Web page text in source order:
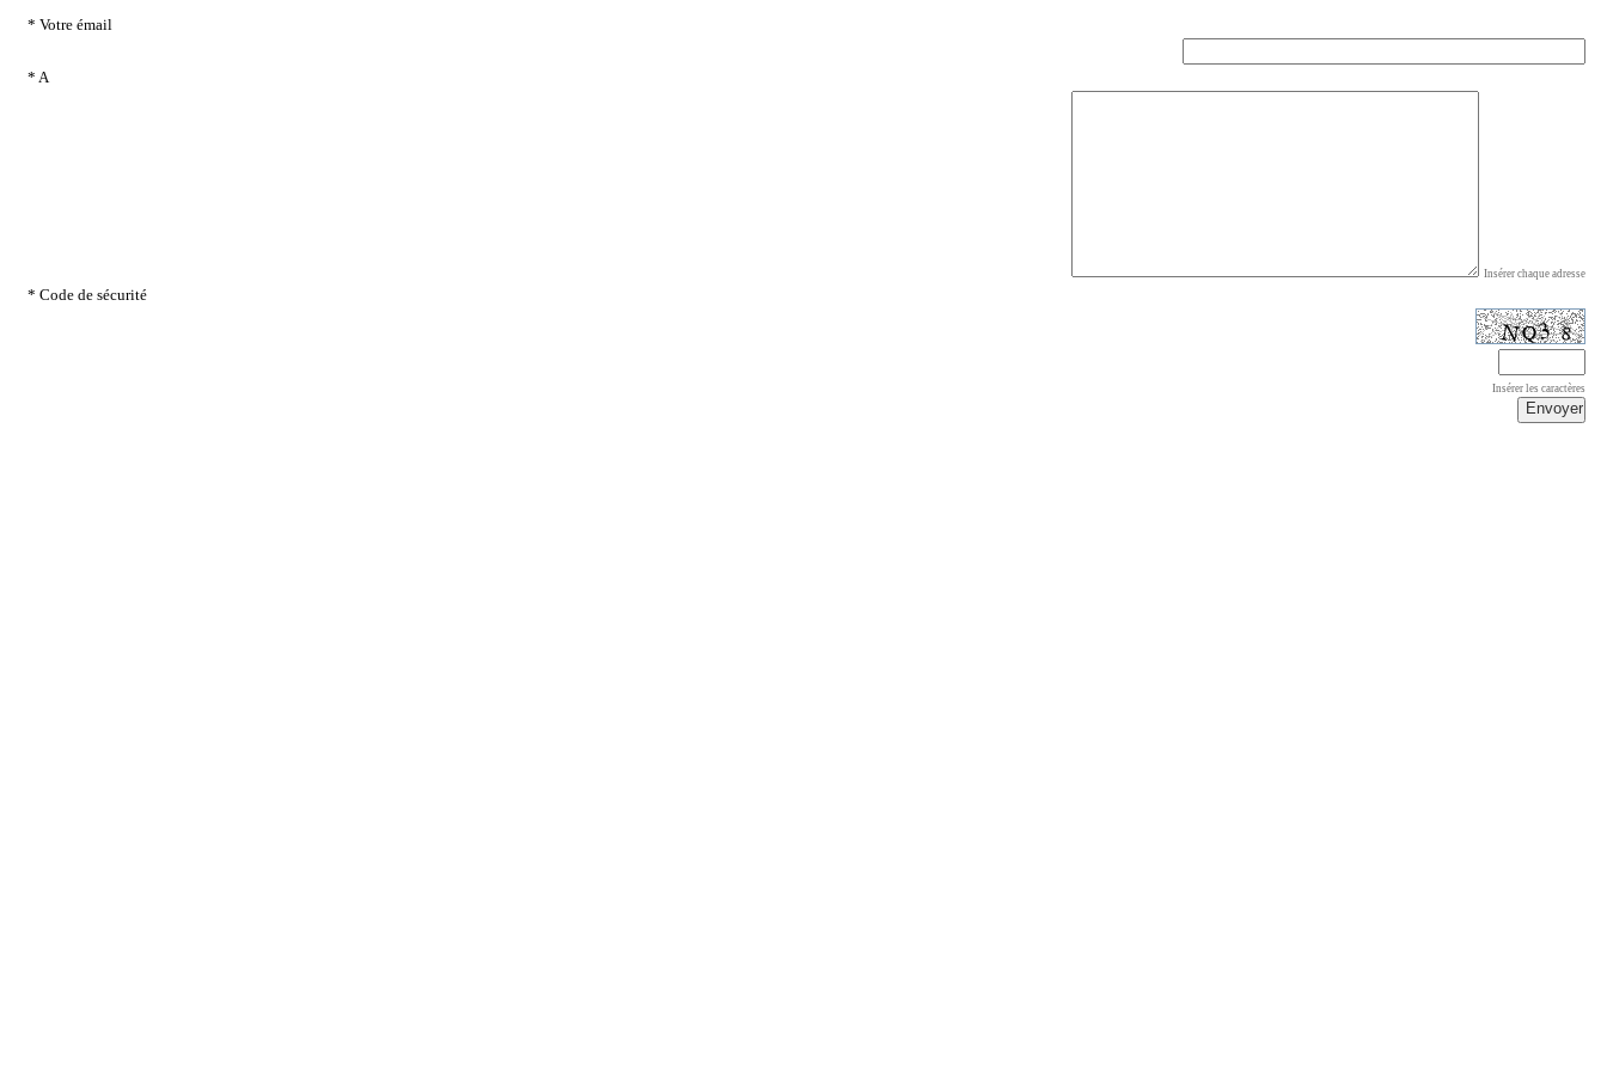
* Votre émail
* A
Insérer chaque adresse
* Code de sécurité
Insérer les caractères